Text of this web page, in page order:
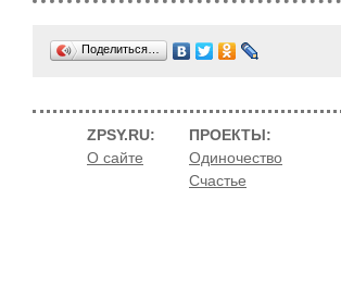
Поделиться…
ZPSY.RU:
О сайте
ПРОЕКТЫ:
Одиночество
Счастье